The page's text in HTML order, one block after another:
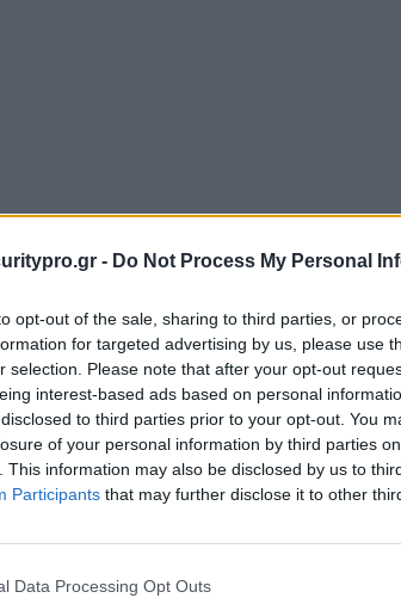
- Do Not Process My Personal
opt-out of the sale, sharing to third parties, or
for targeted advertising by us, please use
selection. Please note that after your opt-out
interest-based ads based on personal
to third parties prior to your opt-out. You
of your personal information by third parties
This information may also be disclosed by us to
Participants that may further disclose it to other
Data Processing Opt Outs